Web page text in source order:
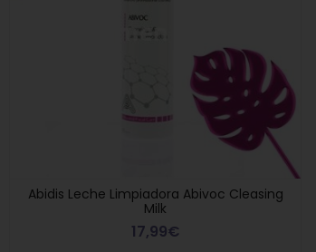
Abidis Leche Limpiadora Abivoc Cleasing
Milk
17,99€